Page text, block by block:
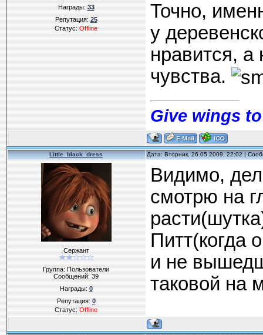
Награды:33
Репутация:25
Статус:Offline
Точно,
у
нравится,
чувства.
Give wings
Little_black_dress Дата: Вторник, 26.05.2009, 22:02 |
Сержант
Группа: Пользователи
Сообщений:39
Награды:0
Репутация:0
Статус:Offline
Видимо,
смотрю на
Питт(когда
и не
таковой на